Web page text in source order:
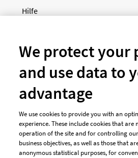
Hilfe
Unsere Zahlungsarten
We protect your
and use data to
advantage
We use cookies to provide you with an
experience. These include cookies that are
operation of the site and for controlling
business objectives, as well as those that
anonymous statistical purposes, for